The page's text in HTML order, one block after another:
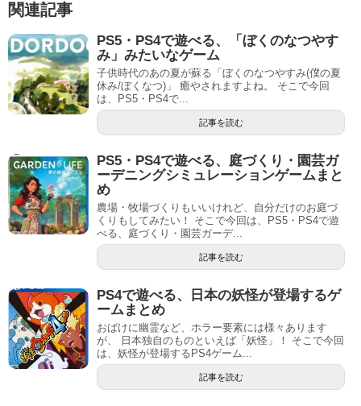
関連記事
PS5・PS4で遊べる、「ぼくのなつやす
み」みたいなゲーム
子供時代のあの夏が蘇る「ぼくのなつやすみ(僕の夏
休み/ぼくなつ)」 癒やされますよね。 そこで今回
は、PS5・PS4で...
記事を読む
PS5・PS4で遊べる、庭づくり・園芸ガ
ーデニングシミュレーションゲームまと
め
農場・牧場づくりもいいけれど、自分だけのお庭づ
くりもしてみたい！ そこで今回は、PS5・PS4で遊
べる、庭づくり・園芸ガーデ...
記事を読む
PS4で遊べる、日本の妖怪が登場するゲ
ームまとめ
おばけに幽霊など、ホラー要素には様々あります
が、 日本独自のものといえば「妖怪」！ そこで今回
は、妖怪が登場するPS4ゲーム...
記事を読む